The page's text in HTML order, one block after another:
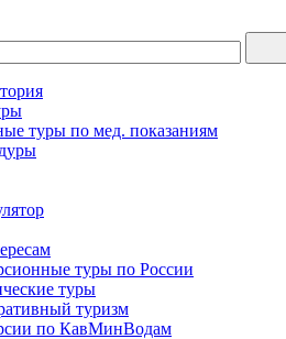
туры по мед. показаниям
туры по России
туры
туризм
по КавМинВодам